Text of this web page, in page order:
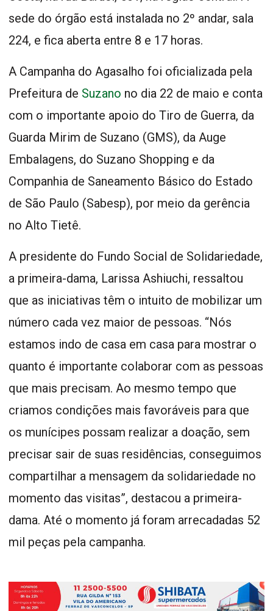
sede do órgão está instalada no 2º andar, sala
224, e fica aberta entre 8 e 17 horas.
A Campanha do Agasalho foi oficializada pela
Prefeitura de Suzano no dia 22 de maio e conta
com o importante apoio do Tiro de Guerra, da
Guarda Mirim de Suzano (GMS), da Auge
Embalagens, do Suzano Shopping e da
Companhia de Saneamento Básico do Estado
de São Paulo (Sabesp), por meio da gerência
no Alto Tietê.
A presidente do Fundo Social de Solidariedade,
a primeira-dama, Larissa Ashiuchi, ressaltou
que as iniciativas têm o intuito de mobilizar um
número cada vez maior de pessoas. “Nós
estamos indo de casa em casa para mostrar o
quanto é importante colaborar com as pessoas
que mais precisam. Ao mesmo tempo que
criamos condições mais favoráveis para que
os munícipes possam realizar a doação, sem
precisar sair de suas residências, conseguimos
compartilhar a mensagem da solidariedade no
momento das visitas”, destacou a primeira-
dama. Até o momento já foram arrecadadas 52
mil peças pela campanha.